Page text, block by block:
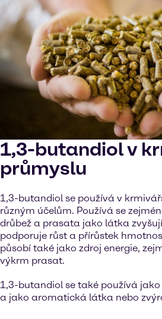
1,3-butandiol v
průmyslu
1,3-butandiol se používá v
různým účelům. Používá se
drůbež a prasata jako látka
podporuje růst a přírůstek
působí také jako zdroj energie,
výkrm prasat.
1,3-butandiol se také používá
a jako aromatická látka nebo